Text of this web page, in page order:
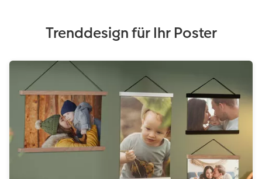
Trenddesign für Ihr Poster